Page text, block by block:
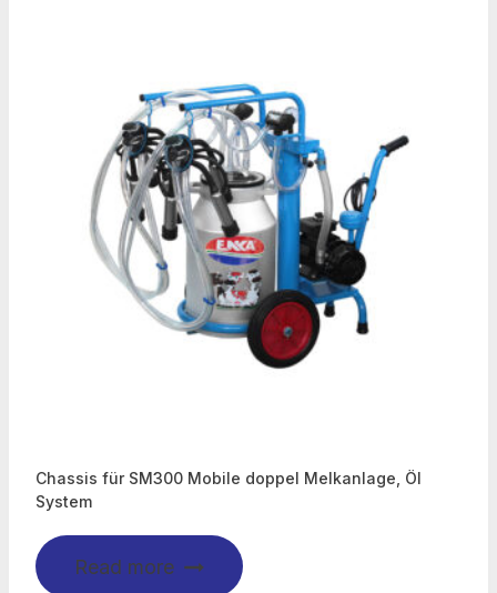
Chassis für SM300 Mobile doppel Melkanlage, Öl
System
Read more